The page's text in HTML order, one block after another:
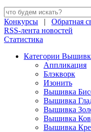
Конкурсы | Обратная
RSS-лента новостей
Статистика
Категории
Аппликация
Блэкворк
Изонить
Вышивка
Вышивка
Вышивка
Вышивка
Вышивка